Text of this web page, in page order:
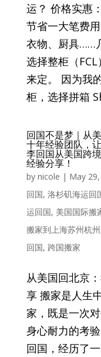
运？ 价格实惠
节省一大笔费
衣物、厨具……
选择整柜（
来定。 因为我
柜，选择拼箱
回国不是梦｜从
十年经验团队，
李回国从美国跨
经验分享！
by nicole | May
回国, 洛杉矶海运回
运回国, 美国国际搬
搬家到上海苏州杭州
回国, 跨国搬家
从美国回北京
享 搬家是人生
家，既是一次
身心耐力的考
回国，经历了